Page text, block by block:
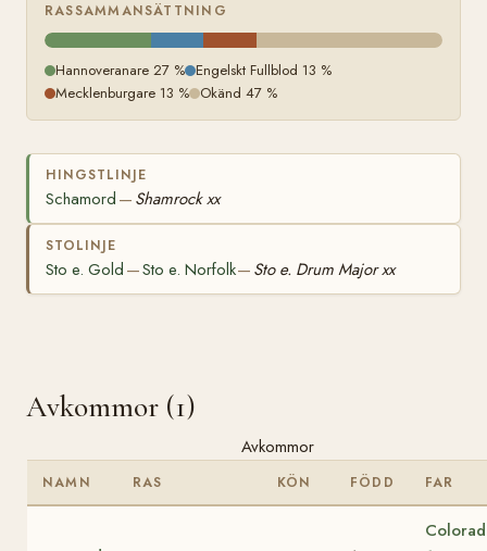
RASSAMMANSÄTTNING
Hannoveranare 27 % Engelskt Fullblod 13 %
Mecklenburgare 13 % Okänd 47 %
HINGSTLINJE
Schamord — Shamrock xx
STOLINJE
Sto e. Gold —Sto e. Norfolk— Sto e. Drum Major xx
Avkommor (1)
Avkommor
NAMN RAS KÖN FÖDD FAR